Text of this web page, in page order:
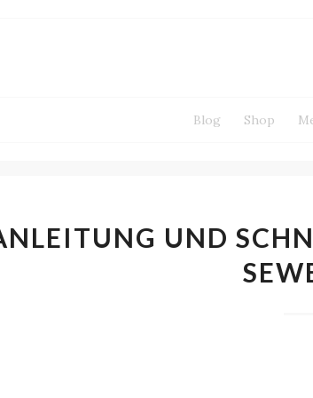
Blog Shop
UND